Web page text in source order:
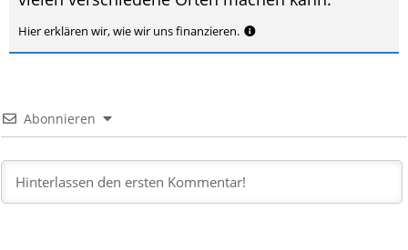
Hier erklären wir, wie wir uns finanzieren.
Abonnieren